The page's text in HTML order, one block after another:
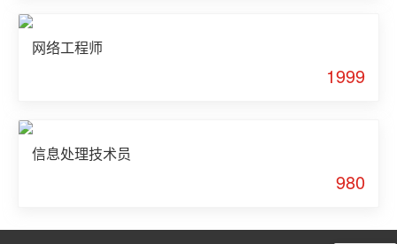
网络工程师
1999
信息处理技术员
980